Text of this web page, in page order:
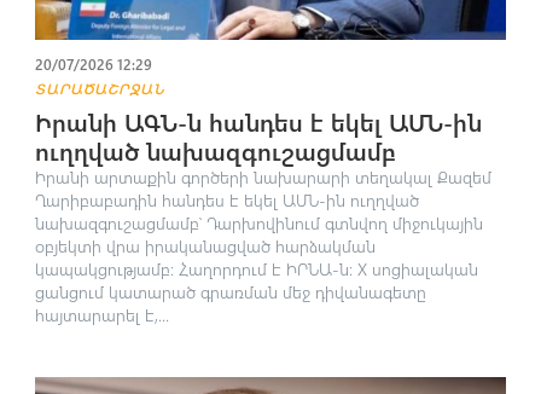
20/07/2026 12:29
ՏԱՐԱԾԱՇՐՋԱՆ
Իրանի ԱԳՆ-ն հանդես է եկել ԱՄՆ-ին
ուղղված նախազգուշացմամբ
Իրանի արտաքին գործերի նախարարի տեղակալ Քազեմ
Ղարիբաբադին հանդես է եկել ԱՄՆ-ին ուղղված
նախազգուշացմամբ՝ Դարխովինում գտնվող միջուկային
օբյեկտի վրա իրականացված հարձակման
կապակցությամբ։ Հաղորդում է ԻՐՆԱ-ն: X սոցիալական
ցանցում կատարած գրառման մեջ դիվանագետը
հայտարարել է,...